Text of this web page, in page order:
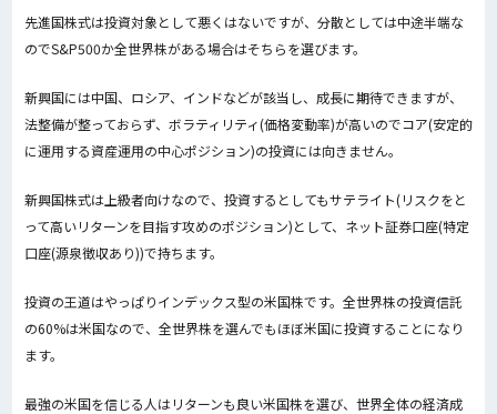
先進国株式は投資対象として悪くはないですが、分散としては中途半端な
のでS&P500か全世界株がある場合はそちらを選びます。
新興国には中国、ロシア、インドなどが該当し、成長に期待できますが、
法整備が整っておらず、ボラティリティ(価格変動率)が高いのでコア(安定的
に運用する資産運用の中心ポジション)の投資には向きません。
新興国株式は上級者向けなので、投資するとしてもサテライト(リスクをと
って高いリターンを目指す攻めのポジション)として、ネット証券口座(特定
口座(源泉徴収あり))で持ちます。
投資の王道はやっぱりインデックス型の米国株です。全世界株の投資信託
の60%は米国なので、全世界株を選んでもほぼ米国に投資することになり
ます。
最強の米国を信じる人はリターンも良い米国株を選び、世界全体の経済成